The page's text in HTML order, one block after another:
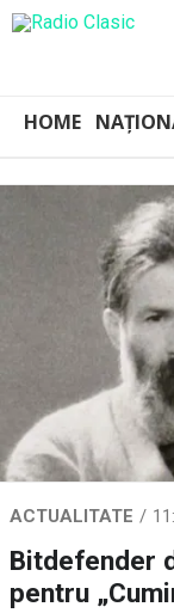
HOME
ACTUALITATE
Bitdefender
pentru